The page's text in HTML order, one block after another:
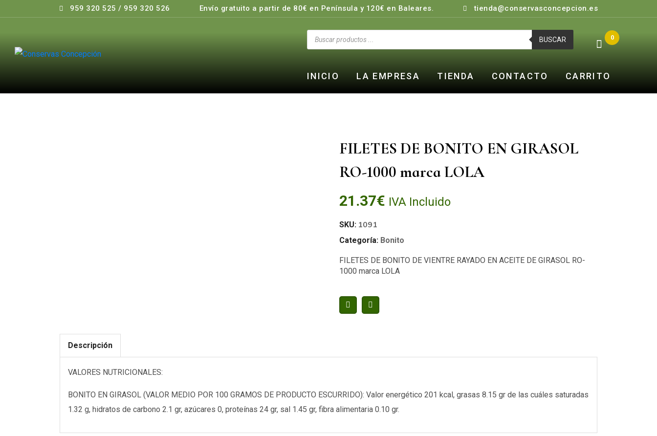
959 320 525 / 959 320 526 Envío gratuito a partir de 80€ en Península y 120€ en Baleares. tienda@conservasconcepcion.es
BUSCAR 0
INICIO LA EMPRESA TIENDA CONTACTO CARRITO
FILETES DE BONITO EN GIRASOL
RO-1000 marca LOLA
21.37€ IVA Incluido
SKU: 1091
Categoría: Bonito
FILETES DE BONITO DE VIENTRE RAYADO EN ACEITE DE GIRASOL RO-
1000 marca LOLA
Descripción
VALORES NUTRICIONALES:
BONITO EN GIRASOL (VALOR MEDIO POR 100 GRAMOS DE PRODUCTO ESCURRIDO): Valor energético 201 kcal, grasas 8.15 gr de las cuáles saturadas
1.32 g, hidratos de carbono 2.1 gr, azúcares 0, proteínas 24 gr, sal 1.45 gr, fibra alimentaria 0.10 gr.